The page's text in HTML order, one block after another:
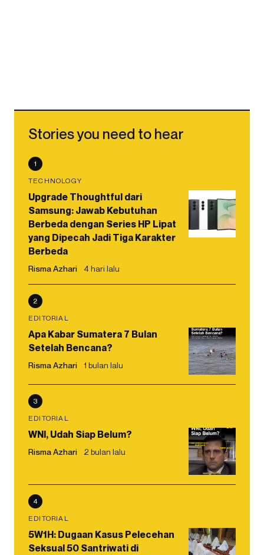
Stories you need to hear
1
TECHNOLOGY
Upgrade Thoughtful dari
Samsung: Jawab Kebutuhan
Berbeda dengan Series HP Lipat
yang Dipecah Jadi Tiga Karakter
Berbeda
Risma Azhari 4 hari lalu
2
EDITORIAL
Apa Kabar Sumatera 7 Bulan
Setelah Bencana?
Risma Azhari 1 bulan lalu
3
EDITORIAL
WNI, Udah Siap Belum?
Risma Azhari 2 bulan lalu
4
EDITORIAL
5W1H: Dugaan Kasus Pelecehan
Seksual 50 Santriwati di